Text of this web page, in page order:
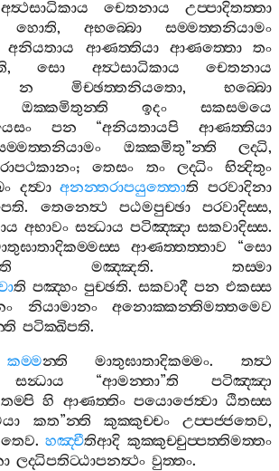
අත්‍ථසාධිකාය චෙතනාය
උප‍්පාදිතත‍්තා
හොති, අභබ‍්බො
සම‍්මත‍්තනියාමං
අනියතාය ආණත‍්තියා ආණත‍්තො
තං
, සො අත්‍ථසාධිකාය
චෙතනාය
න මිච‍්ඡත‍්තනියතො, භබ‍්බො
ඔක‍්කමිතුන‍්ති ඉදං
සකසමයෙ
පන “අනියතායපි
ආණත‍්තියා
ඔක‍්කමිතු”න‍්ති ලද‍්ධි,
;තෙසං තං ලද‍්ධිං
භින්‍දිතුං
දත්‍වා අනන‍්තරාපයුත‍්තොති පරවාදිනා
. තෙනෙත්‍ථ පඨමපුච‍්ඡා පරවාදිස‍්ස,
අභාවං සන්‍ධාය පටිඤ‍්ඤා සකවාදිස‍්ස.
ආණත‍්තත‍්තාව “සො
ති මඤ‍්ඤති. තස‍්මා
ති පඤ‍්හං පුච‍්ඡති. සකවාදී පන එකස‍්ස
නියාමානං
අනොක‍්කන‍්තිමත‍්තමෙව
පටික‍්ඛිපති.
කම‍්මන‍්ති මාතුඝාතාදිකම‍්මං. තත්‍ථ
සන්‍ධාය “ආමන‍්තා”ති
පටිඤ‍්ඤා
හි ආණත‍්තිං පයොජෙත්‍වා ඨිතස‍්ස
කත”න‍්ති කුක‍්කුච‍්චං උප‍්පජ‍්ජතෙව,
.හඤ‍්චීතිආදි කුක‍්කුච‍්චුප‍්පත‍්තිමත‍්තං
ලද‍්ධිපතිට‍්ඨාපනත්‍ථං වුත‍්තං.